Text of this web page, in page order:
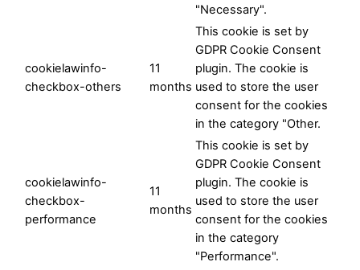
"Necessary".
cookielawinfo-
checkbox-others
11
months
This cookie is set by
GDPR Cookie Consent
plugin. The cookie is
used to store the user
consent for the cookies
in the category "Other.
cookielawinfo-
checkbox-
performance
11
months
This cookie is set by
GDPR Cookie Consent
plugin. The cookie is
used to store the user
consent for the cookies
in the category
"Performance".